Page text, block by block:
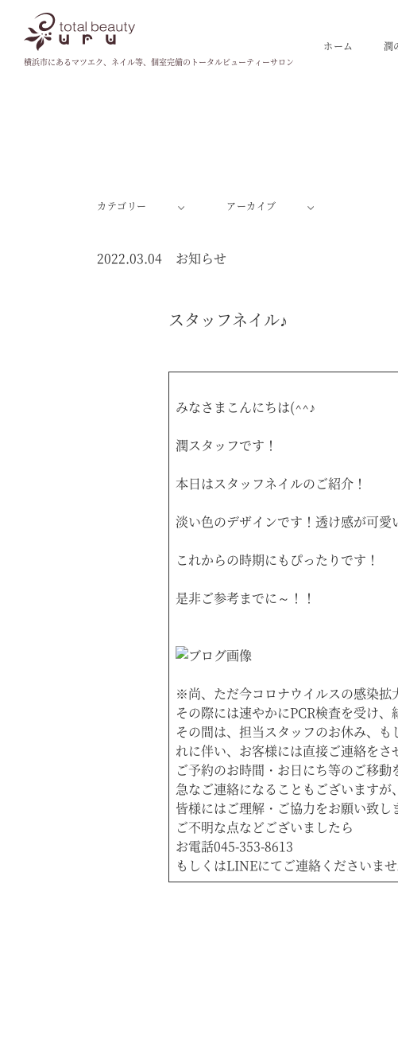
横浜市にあるマツエク、ネイル等、個室完備のトータルビューティーサロン
ホーム 潤
カテゴリー アーカイブ
2022.03.04 お知らせ
スタッフネイル♪
みなさまこんにちは(^^♪
潤スタッフです！
本日はスタッフネイルのご紹介！
淡い色のデザインです！透け感が可愛
これからの時期にもぴったりです！
是非ご参考までに～！！
※尚、ただ今コロナウイルスの感染拡
その際には速やかにPCR検査を受け、
その間は、担当スタッフのお休み、
れに伴い、お客様には直接ご連絡をさ
ご予約のお時間・お日にち等のご移動
急なご連絡になることもございますが、
皆様にはご理解・ご協力をお願い致し
ご不明な点などございましたら
お電話045-353-8613
もしくはLINEにてご連絡くださいませ